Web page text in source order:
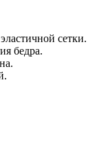
сетки.
бедра.